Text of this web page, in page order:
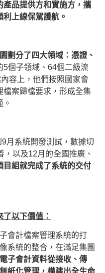
產品提供方和實施方，攜
上線保駕護航。
劃分了四大領域：憑證、
5個子領域、64個二級流
容上，他們按照國家會
檔案歸檔要求，形成全集
月系統開發測試，數據切
以及12月的全國推廣、
目組就完成了系統的交付
以下價值：
會計檔案管理系統的打
系統的整合，在滿足集團
子會計資料從接收、傳
紙化管理，構建出全生命